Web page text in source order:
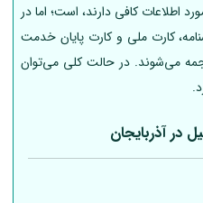
اطلاعات کافی دارند، است؛ اما در
کارت ملی و کارت پایان خدمت
می‌شوند. در حالت کلی می‌توان
در آذربایجان